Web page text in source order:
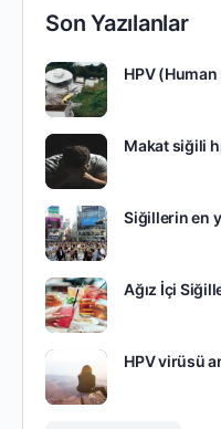
Son Yazılanlar
HPV
Makat siğili
Siğillerin en
Ağız İçi
HPV virüsü